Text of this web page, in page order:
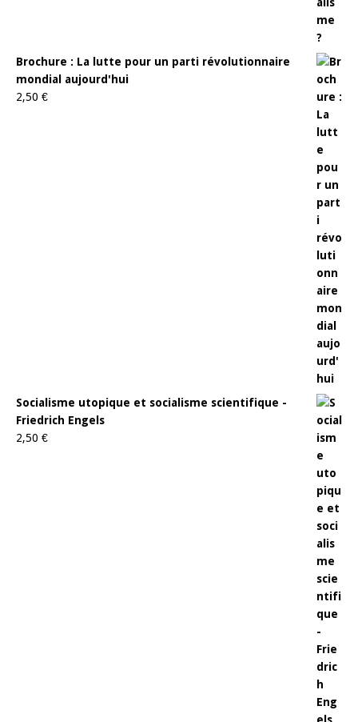
Brochure : La lutte pour un parti révolutionnaire
mondial aujourd'hui
2,50 €
Socialisme utopique et socialisme scientifique -
Friedrich Engels
2,50 €